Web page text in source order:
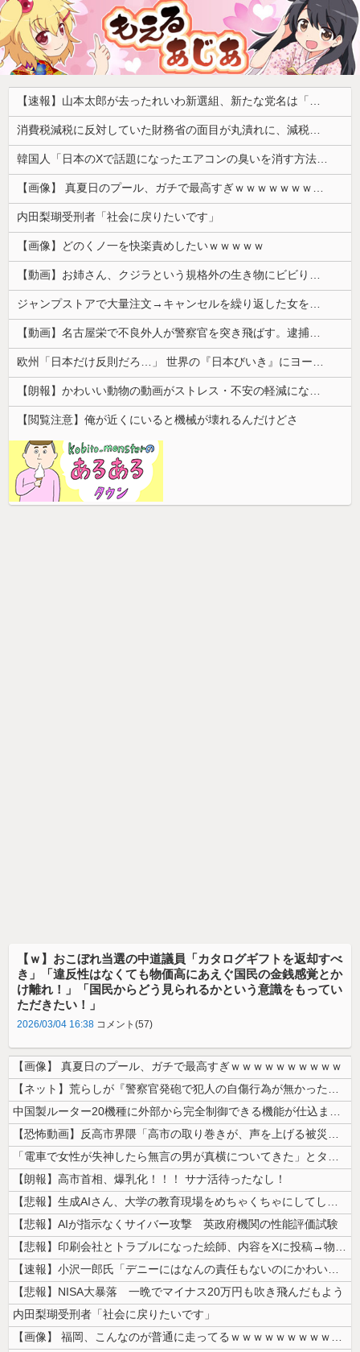
【速報】山本太郎が去ったれいわ新選組、新たな党名は「いのちの党」 略称「いのち」
消費税減税に反対していた財務省の面目が丸潰れに、減税が決まった途端に市場が動き出したが……
韓国人「日本のXで話題になったエアコンの臭いを消す方法をご覧ください」→「これマジ？」
【画像】 真夏日のプール、ガチで最高すぎｗｗｗｗｗｗｗｗｗｗ
内田梨瑚受刑者「社会に戻りたいです」
【画像】どのくノ一を快楽責めしたいｗｗｗｗｗ
【動画】お姉さん、クジラという規格外の生き物にビビりまくる 【Pickup05164712】
ジャンプストアで大量注文→キャンセルを繰り返した女を逮捕 「注文で欲求が満たされた」総額43億円
【動画】名古屋栄で不良外人が警察官を突き飛ばす。逮捕しろやｗｗｗ
欧州「日本だけ反則だろ…」 世界の『日本びいき』にヨーロッパ全土から不満の声
【朗報】かわいい動物の動画がストレス・不安の軽減になる可能性。英大学の研究で実証
【閲覧注意】俺が近くにいると機械が壊れるんだけどさ
【ｗ】おこぼれ当選の中道議員「カタログギフトを返却すべ
き」「違反性はなくても物価高にあえぐ国民の金銭感覚とか
け離れ！」「国民からどう見られるかという意識をもってい
ただきたい！」
2026/03/04 16:38 コメント(57)
【画像】 真夏日のプール、ガチで最高すぎｗｗｗｗｗｗｗｗｗｗ
【ネット】荒らしが『警察官発砲で犯人の自傷行為が無かったことにされた』...
中国製ルーター20機種に外部から完全制御できる機能が仕込まれていたこと...
【恐怖動画】反高市界隈「高市の取り巻きが、声を上げる被災地のおばちゃん...
「電車で女性が失神したら無言の男が真横についてきた」とタレントが主張、...
【朗報】高市首相、爆乳化！！！ サナ活待ったなし！
【悲報】生成AIさん、大学の教育現場をめちゃくちゃにしてしまう
【悲報】AIが指示なくサイバー攻撃 英政府機関の性能評価試験
【悲報】印刷会社とトラブルになった絵師、内容をXに投稿→物議を醸すｗｗ...
【速報】小沢一郎氏「デニーにはなんの責任もないのにかわいそう、不幸なこ...
【悲報】NISA大暴落 一晩でマイナス20万円も吹き飛んだもよう
内田梨瑚受刑者「社会に戻りたいです」
【画像】 福岡、こんなのが普通に走ってるｗｗｗｗｗｗｗｗｗｗｗｗｗｗｗ...